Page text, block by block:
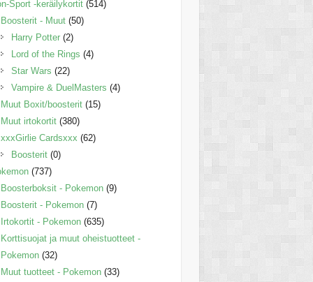
Sport -keräilykortit (514)
Boosterit - Muut (50)
Harry Potter (2)
Lord of the Rings (4)
Star Wars (22)
Vampire & DuelMasters (4)
Muut Boxit/boosterit (15)
Muut irtokortit (380)
xxxGirlie Cardsxxx (62)
Boosterit (0)
(737)
Boosterboksit - Pokemon (9)
Boosterit - Pokemon (7)
Irtokortit - Pokemon (635)
Korttisuojat ja muut oheistuotteet -
Pokemon (32)
Muut tuotteet - Pokemon (33)